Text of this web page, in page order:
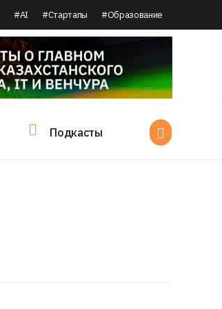
#AI #Стартапы #Образование
Подкасты